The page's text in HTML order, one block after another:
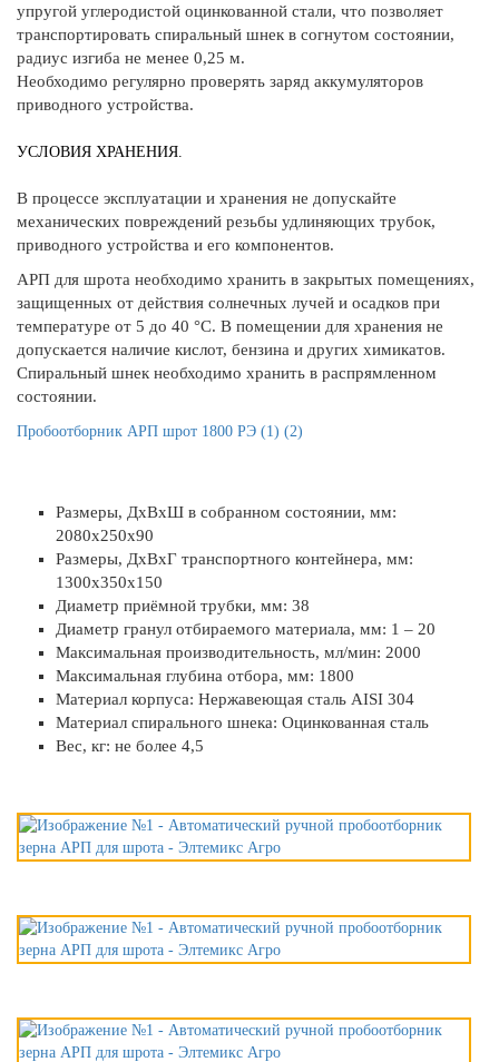
упругой углеродистой оцинкованной стали, что позволяет
транспортировать спиральный шнек в согнутом состоянии,
радиус изгиба не менее 0,25 м.
Необходимо регулярно проверять заряд аккумуляторов
приводного устройства.
УСЛОВИЯ ХРАНЕНИЯ.
В процессе эксплуатации и хранения не допускайте
механических повреждений резьбы удлиняющих трубок,
приводного устройства и его компонентов.
АРП для шрота необходимо хранить в закрытых помещениях,
защищенных от действия солнечных лучей и осадков при
температуре от 5 до 40 °C. В помещении для хранения не
допускается наличие кислот, бензина и других химикатов.
Спиральный шнек необходимо хранить в распрямленном
состоянии.
Пробоотборник АРП шрот 1800 РЭ (1) (2)
Размеры, ДхВxШ в собранном состоянии, мм:
2080x250x90
Размеры, ДхВxГ транспортного контейнера, мм:
1300х350х150
Диаметр приёмной трубки, мм: 38
Диаметр гранул отбираемого материала, мм: 1 – 20
Максимальная производительность, мл/мин: 2000
Максимальная глубина отбора, мм: 1800
Материал корпуса: Нержавеющая сталь AISI 304
Материал спирального шнека: Оцинкованная сталь
Вес, кг: не более 4,5